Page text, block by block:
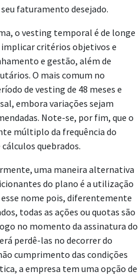
faturamento desejado.
o vesting temporal é de longe
critérios objetivos e
e gestão, além de
O mais comum no
de vesting de 48 meses e
embora variações sejam
Note-se, por fim, que o
múltiplo da frequência do
quebrados.
uma maneira alternativa
do plano é a utilização
nome pois, diferentemente
todas as ações ou quotas são
no momento da assinatura do
perdê-las no decorrer do
cumprimento das condições
a empresa tem uma opção de